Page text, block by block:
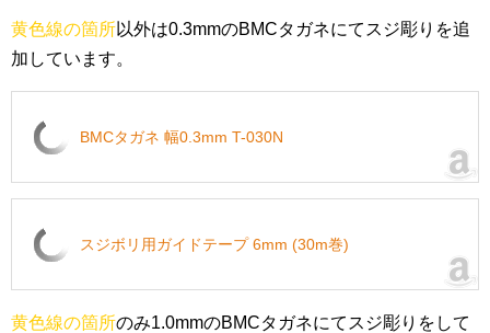
黄色線の箇所以外は0.3mmのBMCタガネにてスジ彫りを追
加しています。
BMCタガネ 幅0.3mm T-030N
スジボリ用ガイドテープ 6mm (30m巻)
黄色線の箇所のみ1.0mmのBMCタガネにてスジ彫りをして